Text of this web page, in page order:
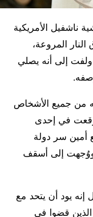
ناشفيل الأمريكية
المروعة،
إلى أنه يصلي
من جميع الأشخاص
وقعت في إحدى
أمين سر دولة
ووُجهت إلى أسقف
يود أن يتحد مع
الذين قضوا في